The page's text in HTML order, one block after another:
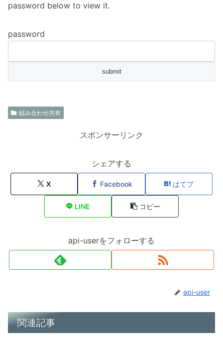
password below to view it.
password
組み合わせ共有
スポンサーリンク
シェアする
X Facebook はてブ
LINE コピー
api-userをフォローする
api-user
関連記事